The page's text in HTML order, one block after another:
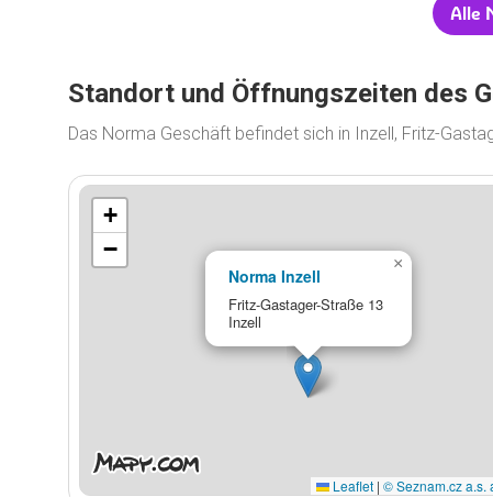
Alle
Standort und Öffnungszeiten des
Das Norma Geschäft befindet sich in Inzell, Fritz-
Norma Inzell
Fritz-Gastager-Straße 13
Inzell
×
+
−
Leaflet | © Seznam.cz a.s.